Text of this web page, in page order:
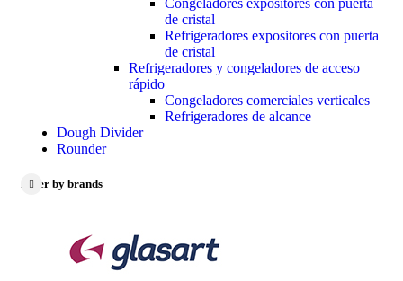
Congeladores expositores con puerta
de cristal
Refrigeradores expositores con puerta
de cristal
Refrigeradores y congeladores de acceso
rápido
Congeladores comerciales verticales
Refrigeradores de alcance
Dough Divider
Rounder
Filter by brands